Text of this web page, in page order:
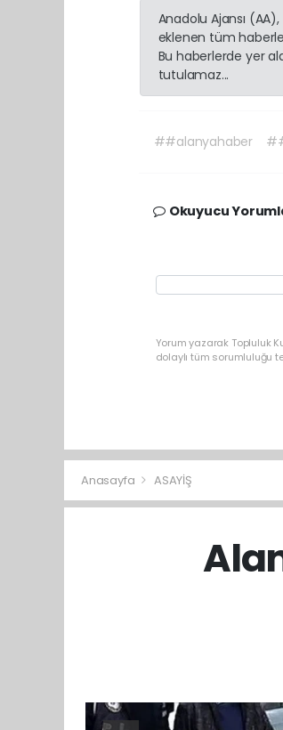
Anadolu Ajansı
eklenen tüm
Bu haberlerde yer
tutulamaz...
##alanyahaber
Okuyucu
Yorum yazarak Topluluk
dolaylı tüm sorumluluğu
Anasayfa ASAYİŞ